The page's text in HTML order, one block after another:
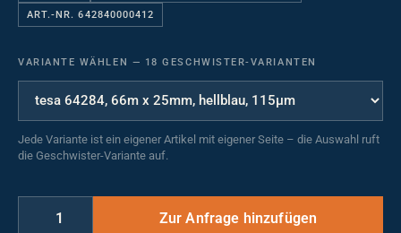
ART.-NR. 642840000412
VARIANTE WÄHLEN — 18 GESCHWISTER-VARIANTEN
Jede Variante ist ein eigener Artikel mit eigener Seite – die Auswahl ruft
die Geschwister-Variante auf.